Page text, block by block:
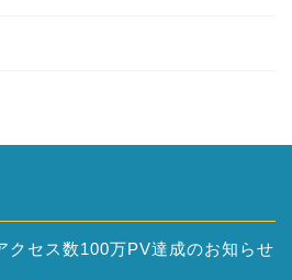
クセス数100万PV達成のお知らせ